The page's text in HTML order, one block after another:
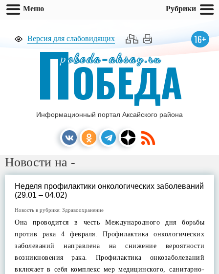
Версия для слабовидящих 16+
pobeda-aksay.ru
ПОБЕДА
Информационный портал Аксайского района
Новости на -
Неделя профилактики онкологических заболеваний
(29.01 – 04.02)
Новость в рубрике: Здравоохранение
Она проводится в честь Международного дня борьбы
против рака 4 февраля. Профилактика онкологических
заболеваний направлена на снижение вероятности
возникновения рака. Профилактика онкозаболеваний
включает в себя комплекс мер медицинского, санитарно-
Меню Рубрики